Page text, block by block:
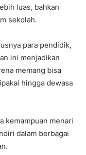
luas, bahkan
sekolah.
para pendidik,
ini menjadikan
memang bisa
hingga dewasa
kemampuan menari
dalam berbagai